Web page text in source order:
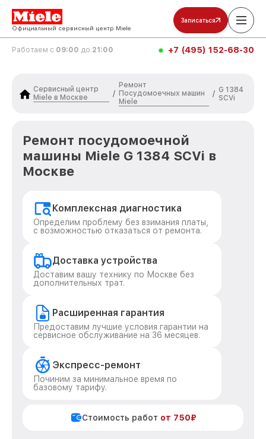
Официальный сервисный центр Miele
Записаться
Работаем с 09:00 до 21:00 +7 (495) 152-68-30
Сервисный центр
Miele в Москве
/
Ремонт
Посудомоечных машин
Miele
/ G 1384
SCVi
Ремонт посудомоечной
машины Miele G 1384 SCVi в
Москве
Комплексная диагностика
Определим проблему без взимания платы,
с возможностью отказаться от ремонта.
Доставка устройства
Доставим вашу технику по Москве без
дополнительных трат.
Расширенная гарантия
Предоставим лучшие условия гарантии на
сервисное обслуживание на 36 месяцев.
Экспресс-ремонт
Починим за минимальное время по
базовому тарифу.
Стоимость работ от 750₽